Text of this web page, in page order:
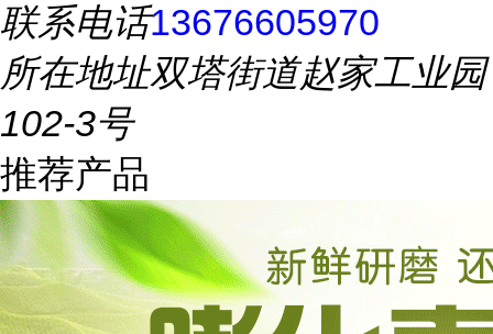
联系电话13676605970
所在地址双塔街道赵家工业园
102-3号
推荐产品